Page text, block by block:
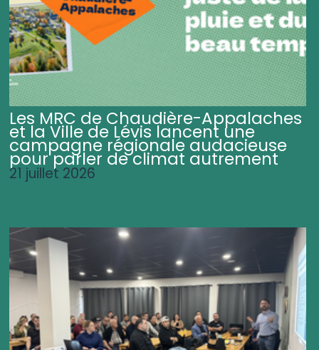
Les MRC de Chaudière-Appalaches
et la Ville de Lévis lancent une
campagne régionale audacieuse
pour parler de climat autrement
21 juillet 2026